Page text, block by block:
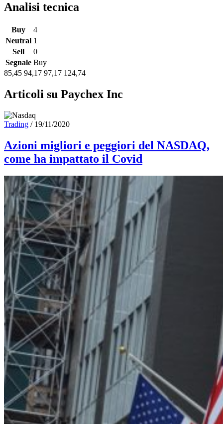
Analisi tecnica
Buy
4
Neutral 1
Sell
0
Segnale Buy
85,45 94,17 97,17 124,74
Articoli su Paychex Inc
Trading / 19/11/2020
Azioni migliori e peggiori del NASDAQ,
come ha impattato il Covid